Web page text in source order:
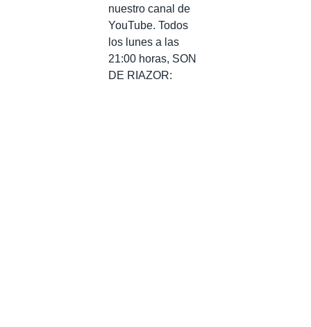
nuestro canal de
YouTube. Todos
los lunes a las
21:00 horas, SON
DE RIAZOR: